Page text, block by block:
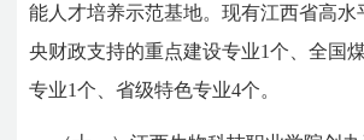
能人才培养示范基地。现有江西省高水
央财政支持的重点建设专业1个、全国
专业1个、省级特色专业4个。